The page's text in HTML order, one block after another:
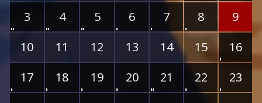
3
4 5 6 7 8
9
10
11 12 13 14 15
16
17
18 19 20 21 22
23